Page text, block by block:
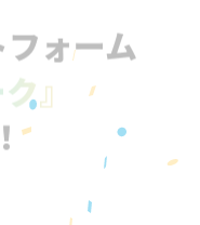
ォーム
』